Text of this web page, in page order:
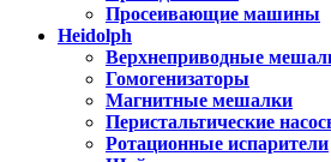
Просеивающие машины
Heidolph
Верхнеприводные
Гомогенизаторы
Магнитные мешалки
Перистальтические
Ротационные испарители